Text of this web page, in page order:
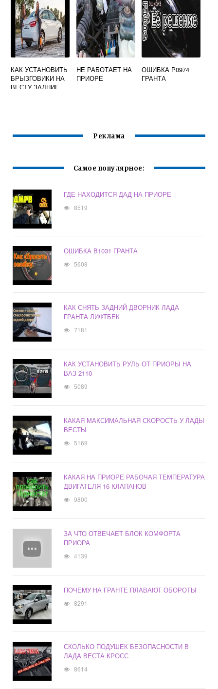
КАК УСТАНОВИТЬ
БРЫЗГОВИКИ НА
ВЕСТУ ЗАДНИЕ
НЕ РАБОТАЕТ НА
ПРИОРЕ
ОШИБКА Р0974
ГРАНТА
Реклама
Самое популярное:
ГДЕ НАХОДИТСЯ ДАД НА ПРИОРЕ
8519
ОШИБКА B1031 ГРАНТА
5608
КАК СНЯТЬ ЗАДНИЙ ДВОРНИК ЛАДА
ГРАНТА ЛИФТБЕК
7181
КАК УСТАНОВИТЬ РУЛЬ ОТ ПРИОРЫ НА
ВАЗ 2110
5089
КАКАЯ МАКСИМАЛЬНАЯ СКОРОСТЬ У ЛАДЫ
ВЕСТЫ
5169
КАКАЯ НА ПРИОРЕ РАБОЧАЯ ТЕМПЕРАТУРА
ДВИГАТЕЛЯ 16 КЛАПАНОВ
9800
ЗА ЧТО ОТВЕЧАЕТ БЛОК КОМФОРТА
ПРИОРА
4139
ПОЧЕМУ НА ГРАНТЕ ПЛАВАЮТ ОБОРОТЫ
8291
СКОЛЬКО ПОДУШЕК БЕЗОПАСНОСТИ В
ЛАДА ВЕСТА КРОСС
8614